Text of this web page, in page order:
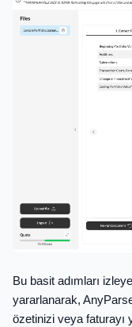
Bu basit adımları
yararlanarak,
özetinizi veya faturayı